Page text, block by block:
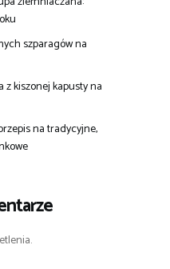
szparagów na
z kiszonej kapusty na
na tradycyjne,